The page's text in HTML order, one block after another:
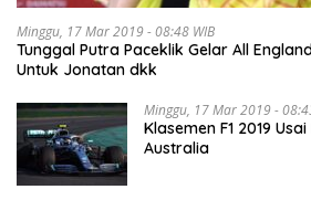
Minggu, 17 Mar 2019 - 08:48 WIB
Tunggal Putra Paceklik Gelar All
Untuk Jonatan dkk
Minggu, 17 Mar 2019 -
Klasemen F1 2019
Australia